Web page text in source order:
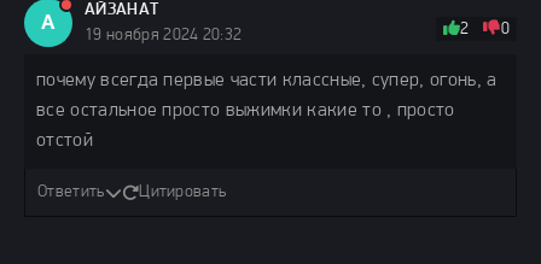
А
АЙЗАНАТ
19 ноября 2024 20:32
2 0
почему всегда первые части классные, супер, огонь, а
все остальное просто выжимки какие то , просто
отстой
Ответить Цитировать